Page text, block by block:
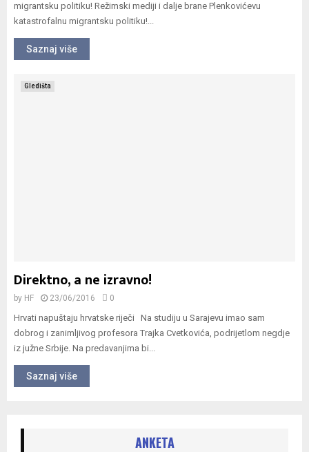
migrantsku politiku! Režimski mediji i dalje brane Plenkovićevu
katastrofalnu migrantsku politiku!...
Saznaj više
Gledišta
Direktno, a ne izravno!
by HF 23/06/2016 0
Hrvati napuštaju hrvatske riječi Na studiju u Sarajevu imao sam
dobrog i zanimljivog profesora Trajka Cvetkovića, podrijetlom negdje
iz južne Srbije. Na predavanjima bi...
Saznaj više
ANKETA